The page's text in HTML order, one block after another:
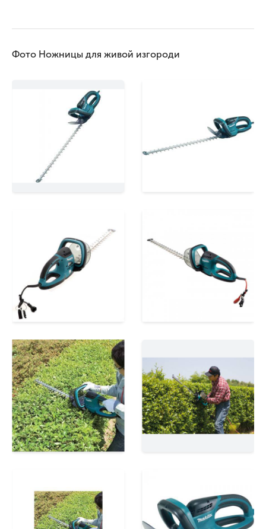
Фото Ножницы для живой изгороди